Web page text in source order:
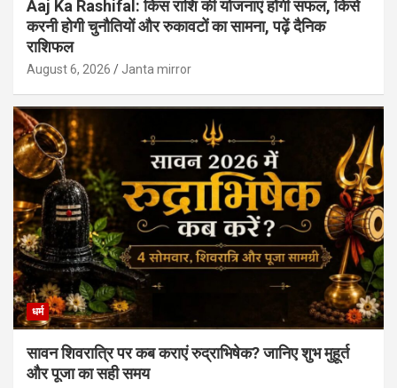
Aaj Ka Rashifal: किस राशि की योजनाएं होंगी सफल, किसे
करनी होगी चुनौतियों और रुकावटों का सामना, पढ़ें दैनिक
राशिफल
August 6, 2026 Janta mirror
धर्म
सावन शिवरात्रि पर कब कराएं रुद्राभिषेक? जानिए शुभ मुहूर्त
और पूजा का सही समय